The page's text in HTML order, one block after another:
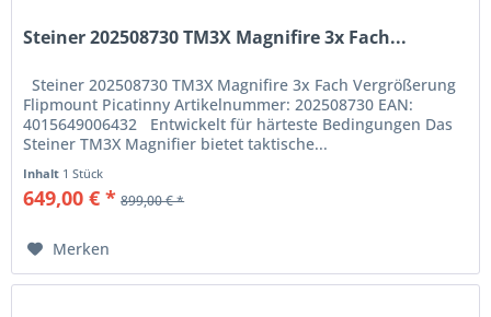
Steiner 202508730 TM3X Magnifire 3x Fach...
Steiner 202508730 TM3X Magnifire 3x Fach Vergrößerung
Flipmount Picatinny Artikelnummer: 202508730 EAN:
4015649006432 Entwickelt für härteste Bedingungen Das
Steiner TM3X Magnifier bietet taktische...
Inhalt 1 Stück
649,00 € * 899,00 € *
Merken